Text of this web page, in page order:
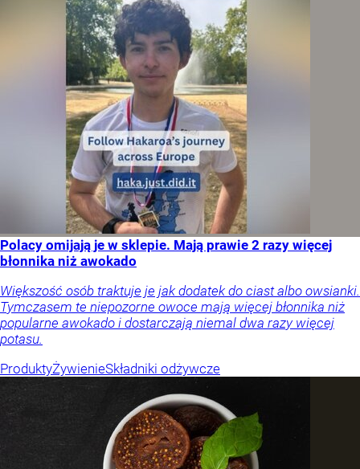
Polacy omijają je w sklepie. Mają prawie 2 razy więcej
błonnika niż awokado
Większość osób traktuje je jak dodatek do ciast albo owsianki.
Tymczasem te niepozorne owoce mają więcej błonnika niż
popularne awokado i dostarczają niemal dwa razy więcej
potasu.
ProduktyŻywienieSkładniki odżywcze